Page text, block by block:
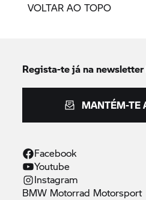
VOLTAR AO TOPO
Regista-te já na newsletter
MANTÉM-TE
Facebook
Youtube
Instagram
BMW Motorrad Motorsport